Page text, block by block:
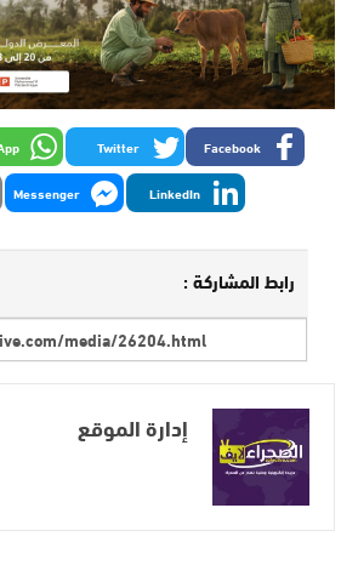
Facebook
Twitter
LinkedIn
Messenger
رابط المشاركة :
إدارة الموقع